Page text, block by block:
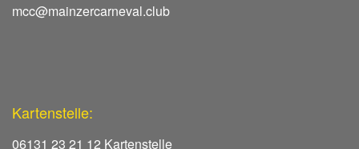
mcc@mainzercarneval.club
Kartenstelle:
06131 23 21 12 Kartenstelle